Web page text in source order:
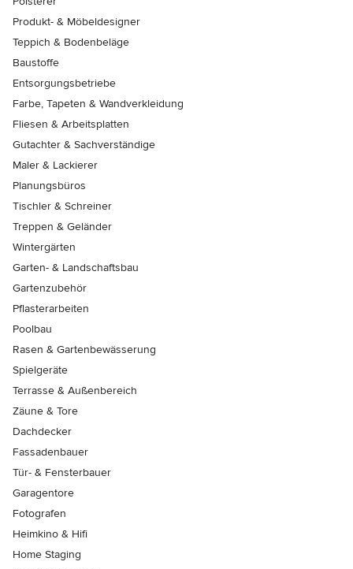
Produkt- & Möbeldesigner
Teppich & Bodenbeläge
Baustoffe
Entsorgungsbetriebe
Farbe, Tapeten & Wandverkleidung
Fliesen & Arbeitsplatten
Gutachter & Sachverständige
Maler & Lackierer
Planungsbüros
Tischler & Schreiner
Treppen & Geländer
Wintergärten
Garten- & Landschaftsbau
Gartenzubehör
Pflasterarbeiten
Poolbau
Rasen & Gartenbewässerung
Spielgeräte
Terrasse & Außenbereich
Zäune & Tore
Dachdecker
Fassadenbauer
Tür- & Fensterbauer
Garagentore
Fotografen
Heimkino & Hifi
Home Staging